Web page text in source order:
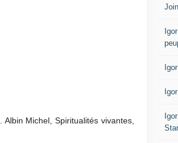
. Albin Michel, Spiritualités vivantes,